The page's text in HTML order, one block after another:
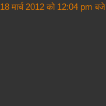
18 मार्च 2012 को 12:04 pm बजे